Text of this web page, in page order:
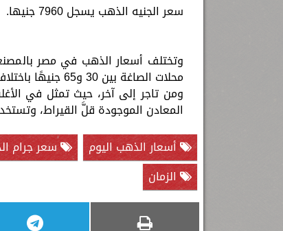
سعر الجنيه الذهب يسجل 7960 جنيها.
وتختلف أسعار الذهب في مصر
محلات الصاغة
المعادن الموجودة قلَّ القيراط، وتستخدم الأوقية التي تزن "31.1
أسعار الذهب اليوم
سعر جرام
الزمان